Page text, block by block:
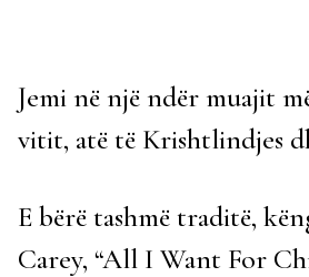
Jemi në një ndër muajit
vitit, atë të Krishtlindjes
E bërë tashmë traditë,
Carey, “All I Want For